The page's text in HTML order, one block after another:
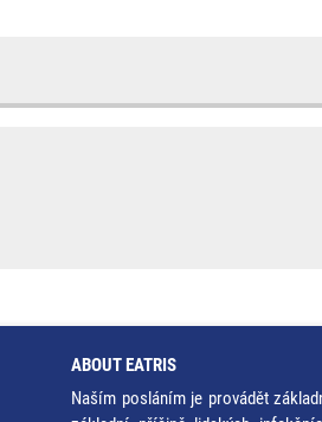
ABOUT EATRIS
Naším posláním je provádět